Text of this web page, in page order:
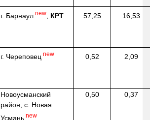
г. Барнаул new КРТ 57,25 16,53
г. Череповец new 0,52 2,09
Новоусманский
район, с. Новая
Усмань new
0,50 0,37